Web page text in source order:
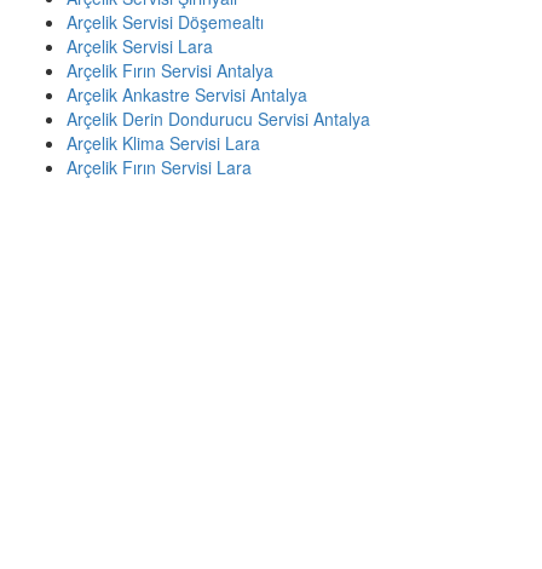
Arçelik Servisi Döşemealtı
Arçelik Servisi Lara
Arçelik Fırın Servisi Antalya
Arçelik Ankastre Servisi Antalya
Arçelik Derin Dondurucu Servisi Antalya
Arçelik Klima Servisi Lara
Arçelik Fırın Servisi Lara